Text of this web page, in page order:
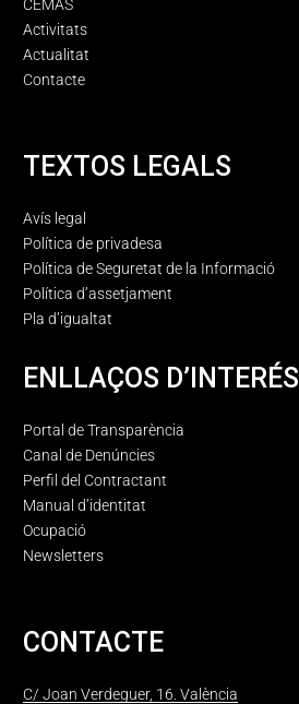
CEMAS
Activitats
Actualitat
Contacte
TEXTOS LEGALS
Avís legal
Política de privadesa
Política de Seguretat de la Informació
Política d’assetjament
Pla d’igualtat
ENLLAÇOS D’INTERÉS
Portal de Transparència
Canal de Denúncies
Perfil del Contractant
Manual d’identitat
Ocupació
Newsletters
CONTACTE
C/ Joan Verdeguer, 16. València